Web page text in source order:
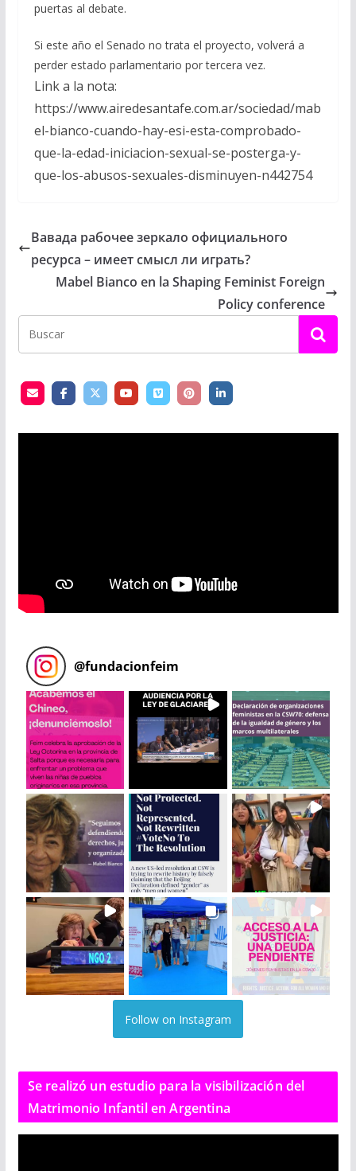
puertas al debate.
Si este año el Senado no trata el proyecto, volverá a
perder estado parlamentario por tercera vez.
Link a la nota:
https://www.airedesantafe.com.ar/sociedad/mab
el-bianco-cuando-hay-esi-esta-comprobado-
que-la-edad-iniciacion-sexual-se-posterga-y-
que-los-abusos-sexuales-disminuyen-n442754
Вавада рабочее зеркало официального
ресурса – имеет смысл ли играть?
Mabel Bianco en la Shaping Feminist Foreign
Policy conference
@fundacionfeim
Follow on Instagram
Se realizó un estudio para la visibilización del
Matrimonio Infantil en Argentina